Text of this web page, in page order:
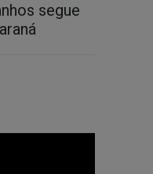
segue